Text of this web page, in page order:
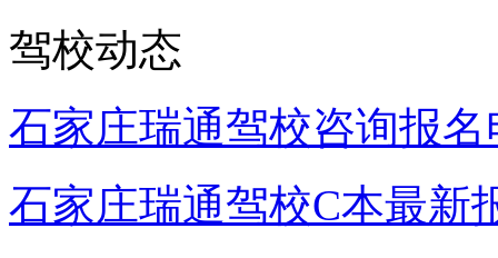
驾校动态
石家庄瑞通驾校咨询报名
石家庄瑞通驾校C本最新